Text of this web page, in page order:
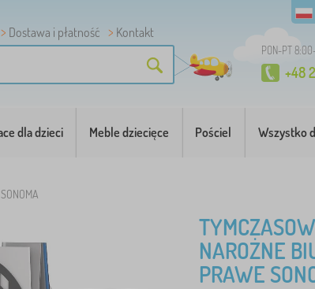
Dostawa i płatność Kontakt
PON-PT
+48
dla dzieci Meble dziecięce Pościel Wszystko
NAROŻNE
PRAWE